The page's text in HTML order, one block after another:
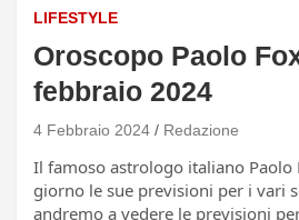
LIFESTYLE
Oroscopo Paolo
febbraio 2024
4 Febbraio 2024 Redazione
Il famoso astrologo italiano Paolo
giorno le sue previsioni per i vari
andremo a vedere le previsioni